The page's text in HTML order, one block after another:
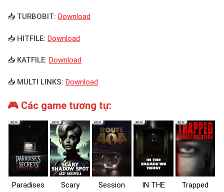
📥 TURBOBIT: Download
📥 HITFILE: Download
📥 KATFILE: Download
📥 MULTI LINKS: Download
🎮 Các game tương tự:
Paradises
Scary
Session
IN THE
Trapped